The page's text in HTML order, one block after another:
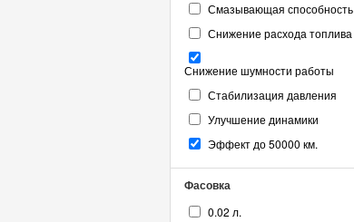
Смазывающая способность
Снижение расхода топлива
Снижение шумности работы
Стабилизация давления
Улучшение динамики
Эффект до 50000 км.
Фасовка
0.02 л.